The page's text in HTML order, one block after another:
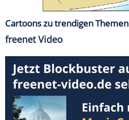
Cartoons zu trendigen Themen
freenet Video